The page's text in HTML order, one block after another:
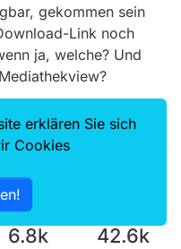
gekommen sein
Link noch
ja, welche? Und
6.8k 42.6k
erklären Sie sich
Cookies